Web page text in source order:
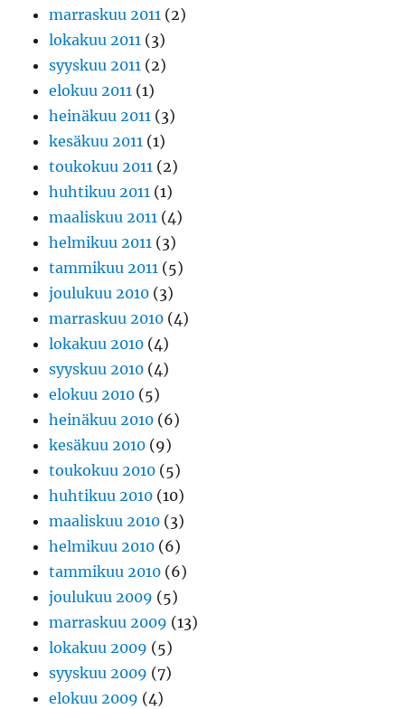
marraskuu 2011 (2)
lokakuu 2011 (3)
syyskuu 2011 (2)
elokuu 2011 (1)
heinäkuu 2011 (3)
kesäkuu 2011 (1)
toukokuu 2011 (2)
huhtikuu 2011 (1)
maaliskuu 2011 (4)
helmikuu 2011 (3)
tammikuu 2011 (5)
joulukuu 2010 (3)
marraskuu 2010 (4)
lokakuu 2010 (4)
syyskuu 2010 (4)
elokuu 2010 (5)
heinäkuu 2010 (6)
kesäkuu 2010 (9)
toukokuu 2010 (5)
huhtikuu 2010 (10)
maaliskuu 2010 (3)
helmikuu 2010 (6)
tammikuu 2010 (6)
joulukuu 2009 (5)
marraskuu 2009 (13)
lokakuu 2009 (5)
syyskuu 2009 (7)
elokuu 2009 (4)